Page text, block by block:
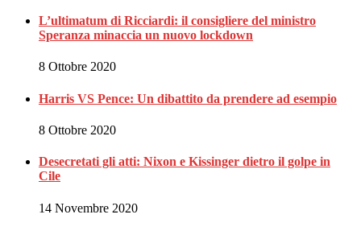
L’ultimatum di Ricciardi: il consigliere del ministro
Speranza minaccia un nuovo lockdown
8 Ottobre 2020
Harris VS Pence: Un dibattito da prendere ad esempio
8 Ottobre 2020
Desecretati gli atti: Nixon e Kissinger dietro il golpe in
Cile
14 Novembre 2020